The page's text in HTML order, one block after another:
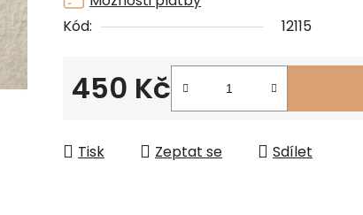
hvězdiček.
Kód:
12115
450 Kč
Tisk Zeptat se Sdílet